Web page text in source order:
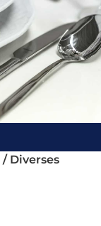
/ Diverses